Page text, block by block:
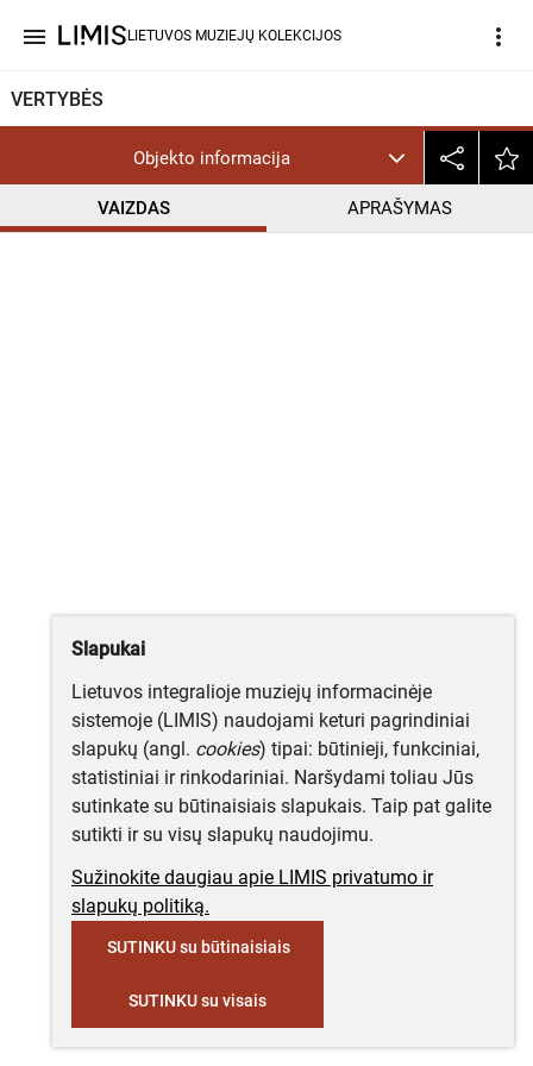
menu LIETUVOS MUZIEJŲ KOLEKCIJOS more_vert
VERTYBĖS
Objekto informacija
VAIZDAS APRAŠYMAS
Slapukai
Lietuvos integralioje muziejų informacinėje
sistemoje (LIMIS) naudojami keturi pagrindiniai
slapukų (angl. cookies) tipai: būtinieji, funkciniai,
statistiniai ir rinkodariniai. Naršydami toliau Jūs
sutinkate su būtinaisiais slapukais. Taip pat galite
sutikti ir su visų slapukų naudojimu.
Sužinokite daugiau apie LIMIS privatumo ir
slapukų politiką.
SUTINKU su būtinaisiais
SUTINKU su visais